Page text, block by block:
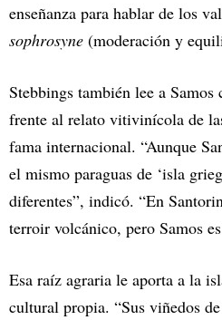
enseñanza para hablar de los
sophrosyne (moderación y
Stebbings también lee a
frente al relato vitivinícola de
fama internacional. “Aunque
el mismo paraguas de ‘isla
diferentes”, indicó. “En
terroir volcánico, pero Samos
Esa raíz agraria le aporta a la
cultural propia. “Sus viñedos de